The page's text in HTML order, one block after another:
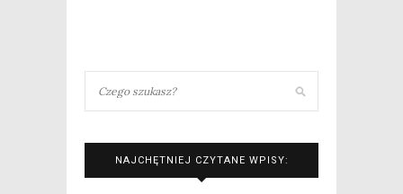
NAJCHĘTNIEJ CZYTANE WPISY: